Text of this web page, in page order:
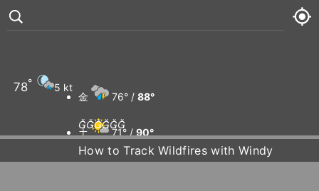
78° 5 kt
金 76° / 88°
土 71° / 90°

How to Track Wildfires with Windy